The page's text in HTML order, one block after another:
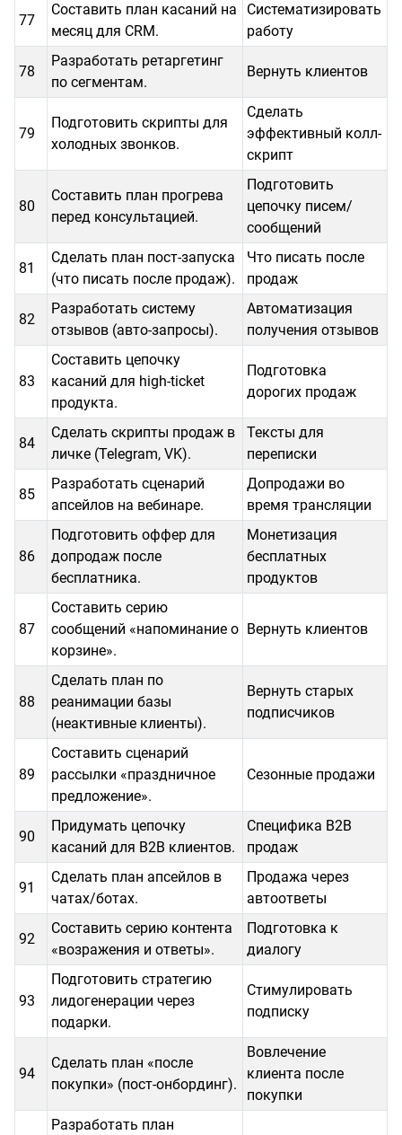
77
Составить план касаний на
месяц для CRM.
Систематизировать
работу
78
Разработать ретаргетинг
по сегментам.
Вернуть клиентов
79
Подготовить скрипты для
холодных звонков.
Сделать
эффективный колл-
скрипт
80
Составить план прогрева
перед консультацией.
Подготовить
цепочку писем/
сообщений
81
Сделать план пост-запуска
(что писать после продаж).
Что писать после
продаж
82
Разработать систему
отзывов (авто-запросы).
Автоматизация
получения отзывов
83
Составить цепочку
касаний для high-ticket
продукта.
Подготовка
дорогих продаж
84
Сделать скрипты продаж в
личке (Telegram, VK).
Тексты для
переписки
85
Разработать сценарий
апсейлов на вебинаре.
Допродажи во
время трансляции
86
Подготовить оффер для
допродаж после
бесплатника.
Монетизация
бесплатных
продуктов
87
Составить серию
сообщений «напоминание о
корзине».
Вернуть клиентов
88
Сделать план по
реанимации базы
(неактивные клиенты).
Вернуть старых
подписчиков
89
Составить сценарий
рассылки «праздничное
предложение».
Сезонные продажи
90
Придумать цепочку
касаний для B2B клиентов.
Специфика B2B
продаж
91
Сделать план апсейлов в
чатах/ботах.
Продажа через
автоответы
92
Составить серию контента
«возражения и ответы».
Подготовка к
диалогу
93
Подготовить стратегию
лидогенерации через
подарки.
Стимулировать
подписку
94
Сделать план «после
покупки» (пост-онбординг).
Вовлечение
клиента после
покупки
Разработать план